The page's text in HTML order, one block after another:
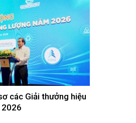
các Giải thưởng hiệu
2026